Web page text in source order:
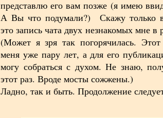
представлю его вам позже (я имею
А Вы что подумали?) Скажу только
это запись чата двух незнакомых мне в
(Может я зря так погорячилась.
меня уже пару лет, а для его
могу собраться с духом. Не знаю,
этот раз. Вроде мосты сожжены.)
Ладно, так и быть. Продолжение